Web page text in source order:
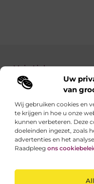
Uw
van
Wij gebruiken cookies en
te krijgen in hoe u onze
kunnen verbeteren. Deze
doeleinden ingezet, zoals
advertenties en het
Raadpleeg ons
Main Links
Linkzoekertjes.be
Inspirerende
slimmer